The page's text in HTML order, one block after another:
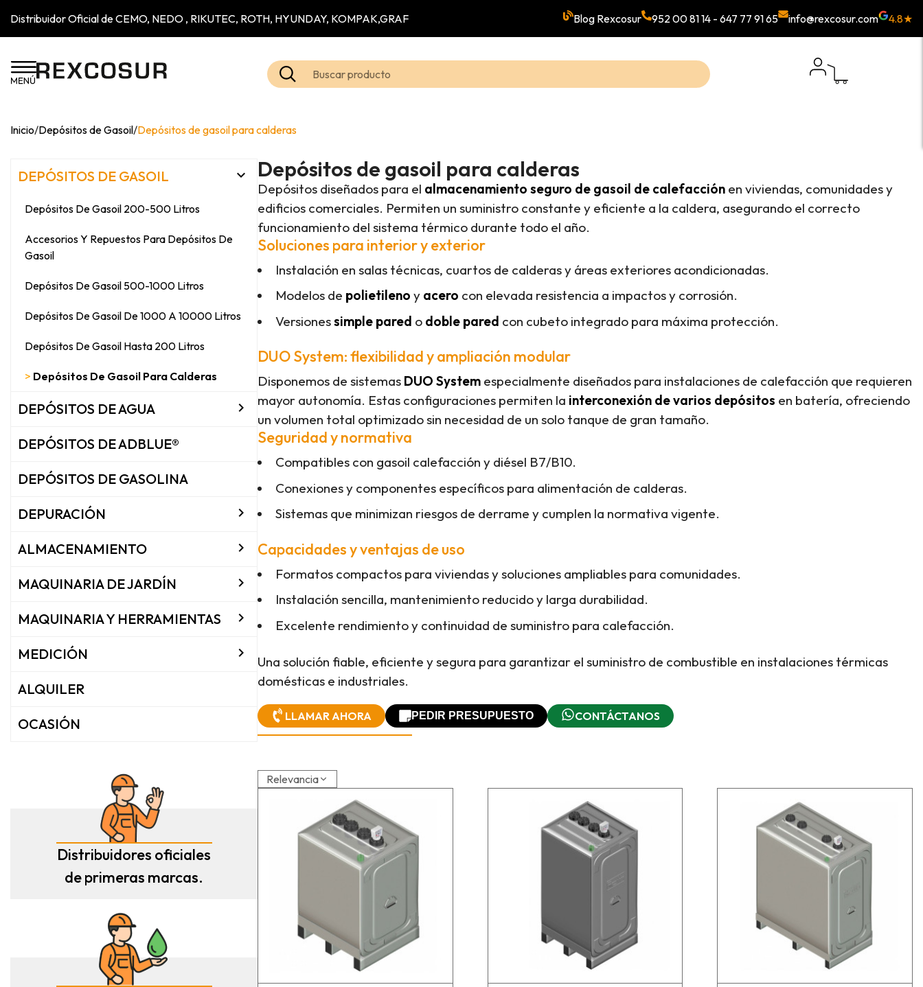
Distribuidor Oficial de CEMO, NEDO , RIKUTEC, ROTH, HYUNDAY, KOMPAK,GRAF Blog Rexcosur 952 00 81 14 - 647 77 91 65 info@rexcosur.com 4.8★
Inicio/Depósitos de Gasoil/Depósitos de gasoil para calderas
DEPÓSITOS DE GASOIL 
Depósitos De Gasoil 200-500 Litros
Accesorios Y Repuestos Para Depósitos De
Gasoil
Depósitos De Gasoil 500-1000 Litros
Depósitos De Gasoil De 1000 A 10000 Litros
Depósitos De Gasoil Hasta 200 Litros
Depósitos De Gasoil Para Calderas
DEPÓSITOS DE AGUA 
DEPÓSITOS DE ADBLUE®
DEPÓSITOS DE GASOLINA
DEPURACIÓN 
ALMACENAMIENTO 
MAQUINARIA DE JARDÍN 
MAQUINARIA Y HERRAMIENTAS 
MEDICIÓN 
ALQUILER
OCASIÓN
Distribuidores oficiales
de primeras marcas.
Depósitos de gasoil para calderas
Depósitos diseñados para el almacenamiento seguro de gasoil de calefacción en viviendas, comunidades y
edificios comerciales. Permiten un suministro constante y eficiente a la caldera, asegurando el correcto
funcionamiento del sistema térmico durante todo el año.
Soluciones para interior y exterior
Instalación en salas técnicas, cuartos de calderas y áreas exteriores acondicionadas.
Modelos de polietileno y acero con elevada resistencia a impactos y corrosión.
Versionessimple pared o doble pared con cubeto integrado para máxima protección.
DUO System: flexibilidad y ampliación modular
Disponemos de sistemas DUO System especialmente diseñados para instalaciones de calefacción que requieren
mayor autonomía. Estas configuraciones permiten la interconexión de varios depósitos en batería, ofreciendo
un volumen total optimizado sin necesidad de un solo tanque de gran tamaño.
Seguridad y normativa
Compatibles con gasoil calefacción y diésel B7/B10.
Conexiones y componentes específicos para alimentación de calderas.
Sistemas que minimizan riesgos de derrame y cumplen la normativa vigente.
Capacidades y ventajas de uso
Formatos compactos para viviendas y soluciones ampliables para comunidades.
Instalación sencilla, mantenimiento reducido y larga durabilidad.
Excelente rendimiento y continuidad de suministro para calefacción.
Una solución fiable, eficiente y segura para garantizar el suministro de combustible en instalaciones térmicas
domésticas e industriales.
LLAMAR AHORA PEDIR PRESUPUESTO CONTÁCTANOS
Relevancia